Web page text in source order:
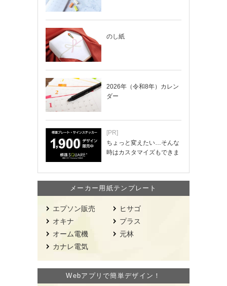
のし紙
2026年（令和8年）カレン
ダー
[PR]
ちょっと変えたい…そんな
時はカスタマイズもできま
メーカー用紙テンプレート
エプソン販売
オキナ
オーム電機
カナレ電気
ヒサゴ
プラス
元林
Webアプリで簡単デザイン！